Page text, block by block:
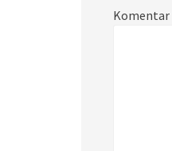
Komentar